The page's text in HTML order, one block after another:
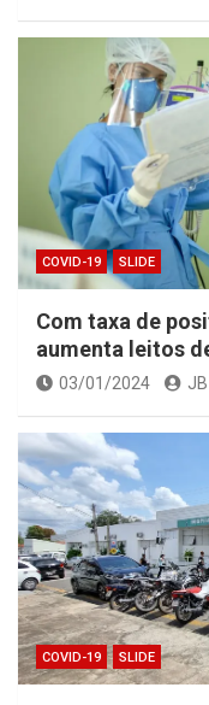
COVID-19 SLIDE
Com taxa de
aumenta leitos
03/01/2024
COVID-19 SLIDE